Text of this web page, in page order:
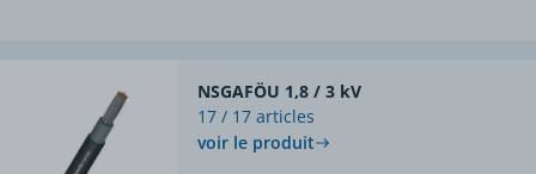
NSGAFÖU 1,8 / 3 kV
17 / 17 articles
voir le produit